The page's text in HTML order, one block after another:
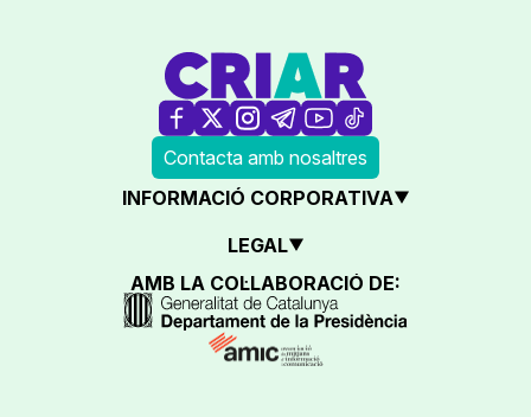
Contacta amb nosaltres
INFORMACIÓ CORPORATIVA
LEGAL
AMB LA COL·LABORACIÓ DE: